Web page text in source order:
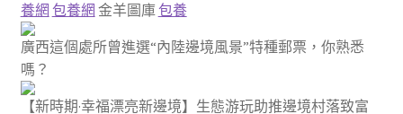
養網 包養網 金羊圖庫包養
廣西這個處所曾進選“內陸邊境風景”特種郵票，你熟悉
嗎？
【新時期·幸福漂亮新邊境】生態游玩助推邊境村落致富